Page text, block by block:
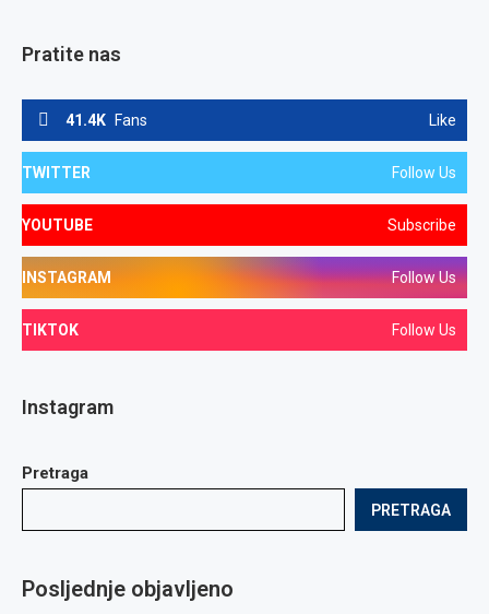
Pratite nas
41.4K Fans Like
TWITTER Follow Us
YOUTUBE Subscribe
INSTAGRAM Follow Us
TIKTOK Follow Us
Instagram
Pretraga
PRETRAGA
Posljednje objavljeno